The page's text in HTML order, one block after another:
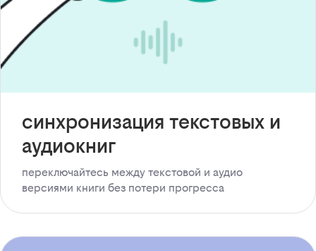
синхронизация текстовых и
аудиокниг
переключайтесь между текстовой и аудио
версиями книги без потери прогресса